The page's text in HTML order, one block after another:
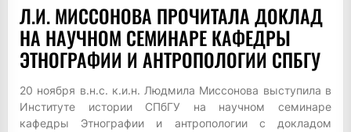
Л.И. МИССОНОВА ПРОЧИТАЛА ДОКЛАД
НА НАУЧНОМ СЕМИНАРЕ КАФЕДРЫ
ЭТНОГРАФИИ И АНТРОПОЛОГИИ СПБГУ
20 ноября в.н.с. к.и.н. Людмила Миссонова выступила в
Институте истории СПбГУ на научном семинаре
кафедры Этнографии и антропологии с докладом